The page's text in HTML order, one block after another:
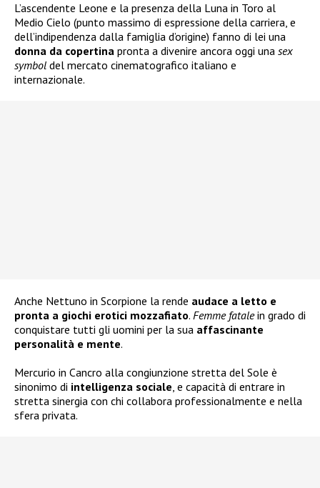
L’ascendente Leone e la presenza della Luna in Toro al
Medio Cielo (punto massimo di espressione della carriera, e
dell’indipendenza dalla famiglia d’origine) fanno di lei una
donna da copertina pronta a divenire ancora oggi una sex
symbol del mercato cinematografico italiano e
internazionale.
Anche Nettuno in Scorpione la rende audace a letto e
pronta a giochi erotici mozzafiato. Femme fatalein grado di
conquistare tutti gli uomini per la sua affascinante
personalità e mente.
Mercurio in Cancro alla congiunzione stretta del Sole è
sinonimo di intelligenza sociale, e capacità di entrare in
stretta sinergia con chi collabora professionalmente e nella
sfera privata.